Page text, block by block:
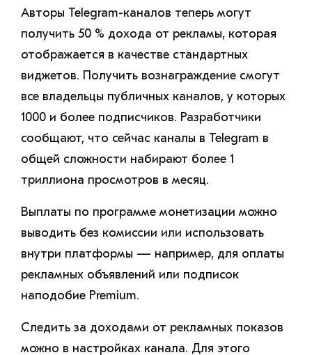
Авторы Telegram-каналов теперь могут
получить 50 % дохода от рекламы, которая
отображается в качестве стандартных
виджетов. Получить вознаграждение смогут
все владельцы публичных каналов, у которых
1000 и более подписчиков. Разработчики
сообщают, что сейчас каналы в Telegram в
общей сложности набирают более 1
триллиона просмотров в месяц.
Выплаты по программе монетизации можно
выводить без комиссии или использовать
внутри платформы — например, для оплаты
рекламных объявлений или подписок
наподобие Premium.
Следить за доходами от рекламных показов
можно в настройках канала. Для этого